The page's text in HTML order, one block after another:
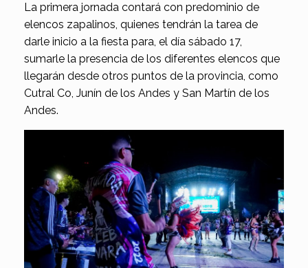
La primera jornada contará con predominio de
elencos zapalinos, quienes tendrán la tarea de
darle inicio a la fiesta para, el día sábado 17,
sumarle la presencia de los diferentes elencos que
llegarán desde otros puntos de la provincia, como
Cutral Co, Junín de los Andes y San Martín de los
Andes.